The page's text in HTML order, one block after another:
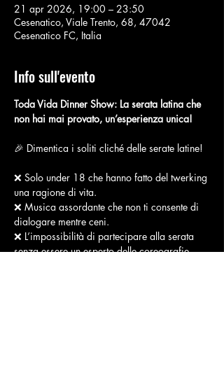
21 apr 2026, 19:00 – 23:50
Cesenatico, Viale Trento, 68, 47042
Cesenatico FC, Italia
Info sull'evento
Toda Vida Dinner Show: La serata latina che
non hai mai provato, un’esperienza unica!
🎉 Dimentica i soliti cliché delle serate latine!
❌ Solo under 18 che hanno fatto del twerking
una ragione di vita.
❌ Musica assordante che non ti consente di
dialogare mentre ceni.
❌ L’impossibilità di partecipare alla serata
senza essere un esperto delle coreografie